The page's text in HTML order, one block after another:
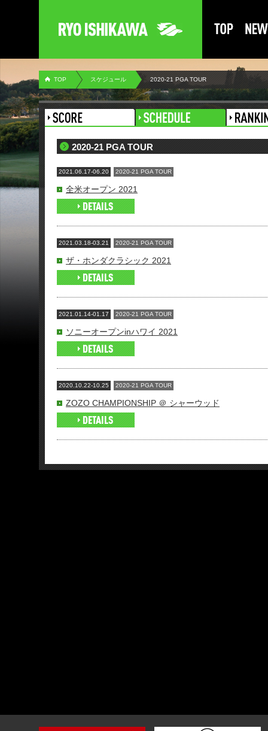
TOP スケジュール 2020-21 PGA TOUR
2020-21 PGA TOUR
2021.06.17-06.20 2020-21 PGA TOUR
全米オープン 2021
2021.03.18-03.21 2020-21 PGA TOUR
ザ・ホンダクラシック 2021
2021.01.14-01.17 2020-21 PGA TOUR
ソニーオープンinハワイ 2021
2020.10.22-10.25 2020-21 PGA TOUR
ZOZO CHAMPIONSHIP ＠ シャーウッド